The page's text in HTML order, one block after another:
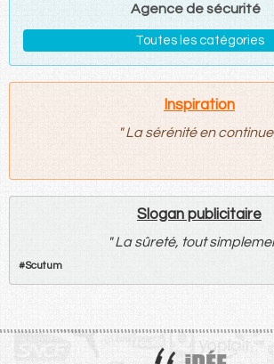
Agence de sécurité
Toutes les catégories
Inspiration
" La sérénité en continue
Slogan publicitaire
" La sûreté, tout
#Scutum